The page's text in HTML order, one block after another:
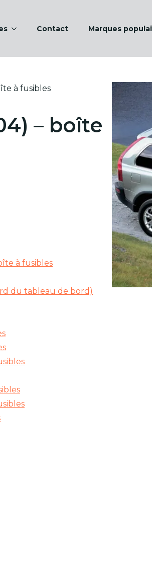
Contact Marques
à fusibles
– boîte
à fusibles
du tableau de bord)